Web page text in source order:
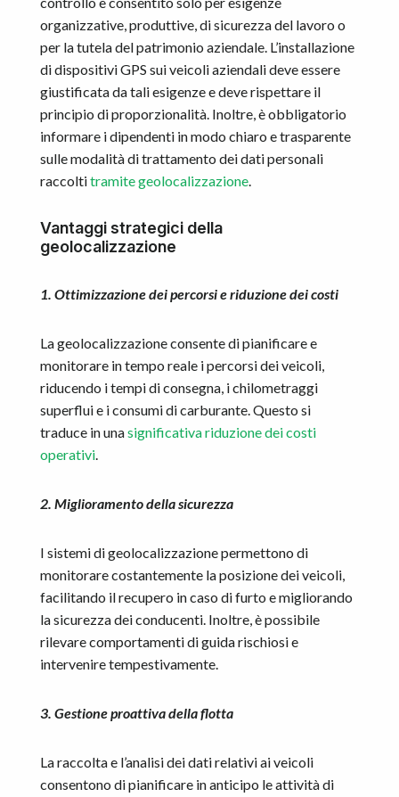
organizzative, produttive, di sicurezza del lavoro o
per la tutela del patrimonio aziendale. L’installazione
di dispositivi GPS sui veicoli aziendali deve essere
giustificata da tali esigenze e deve rispettare il
principio di proporzionalità. Inoltre, è obbligatorio
informare i dipendenti in modo chiaro e trasparente
sulle modalità di trattamento dei dati personali
raccoltitramite geolocalizzazione.
Vantaggi strategici della
geolocalizzazione
1. Ottimizzazione dei percorsi e riduzione dei costi
La geolocalizzazione consente di pianificare e
monitorare in tempo reale i percorsi dei veicoli,
riducendo i tempi di consegna, i chilometraggi
superflui e i consumi di carburante. Questo si
traduce in unasignificativa riduzione dei costi
operativi.
2. Miglioramento della sicurezza
I sistemi di geolocalizzazione permettono di
monitorare costantemente la posizione dei veicoli,
facilitando il recupero in caso di furto e migliorando
la sicurezza dei conducenti. Inoltre, è possibile
rilevare comportamenti di guida rischiosi e
intervenire tempestivamente.
3. Gestione proattiva della flotta
La raccolta e l’analisi dei dati relativi ai veicoli
consentono di pianificare in anticipo le attività di